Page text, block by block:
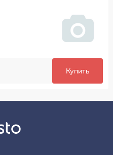
Купить